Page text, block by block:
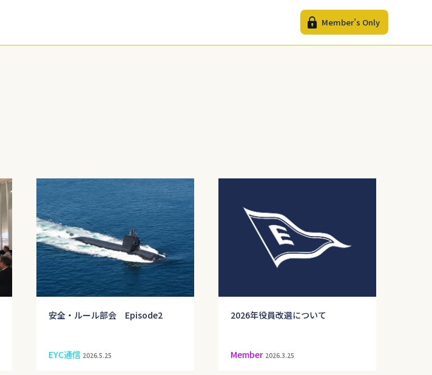
Member’s Only
安全・ルール部会 Episode2
EYC通信 2026.5.25
2026年役員改選について
Member 2026.3.25